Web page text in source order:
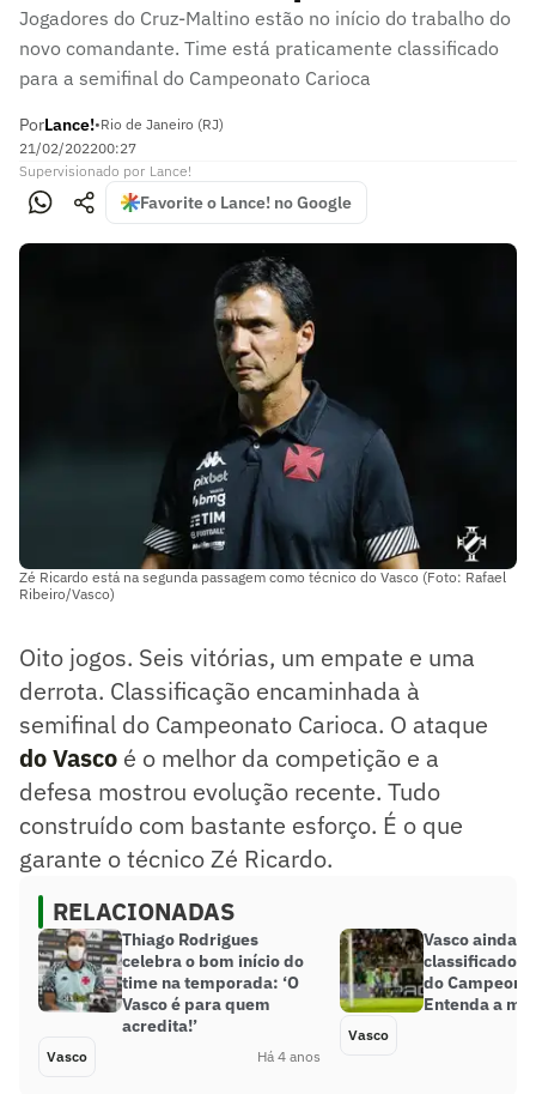
Jogadores do Cruz-Maltino estão no início do trabalho do
novo comandante. Time está praticamente classificado
para a semifinal do Campeonato Carioca
PorLance!•Rio de Janeiro (RJ)
21/02/202200:27
Supervisionado por Lance!
Favorite o Lance! no Google
Zé Ricardo está na segunda passagem como técnico do Vasco (Foto: Rafael
Ribeiro/Vasco)
Oito jogos. Seis vitórias, um empate e uma
derrota. Classificação encaminhada à
semifinal do Campeonato Carioca. O ataque
do Vasco é o melhor da competição e a
defesa mostrou evolução recente. Tudo
construído com bastante esforço. É o que
garante o técnico Zé Ricardo.
RELACIONADAS
Thiago Rodrigues
celebra o bom início do
time na temporada: ‘O
Vasco é para quem
acredita!’
Vasco Há 4 anos
Vasco ainda
classificado à
do
Entenda a
Vasco